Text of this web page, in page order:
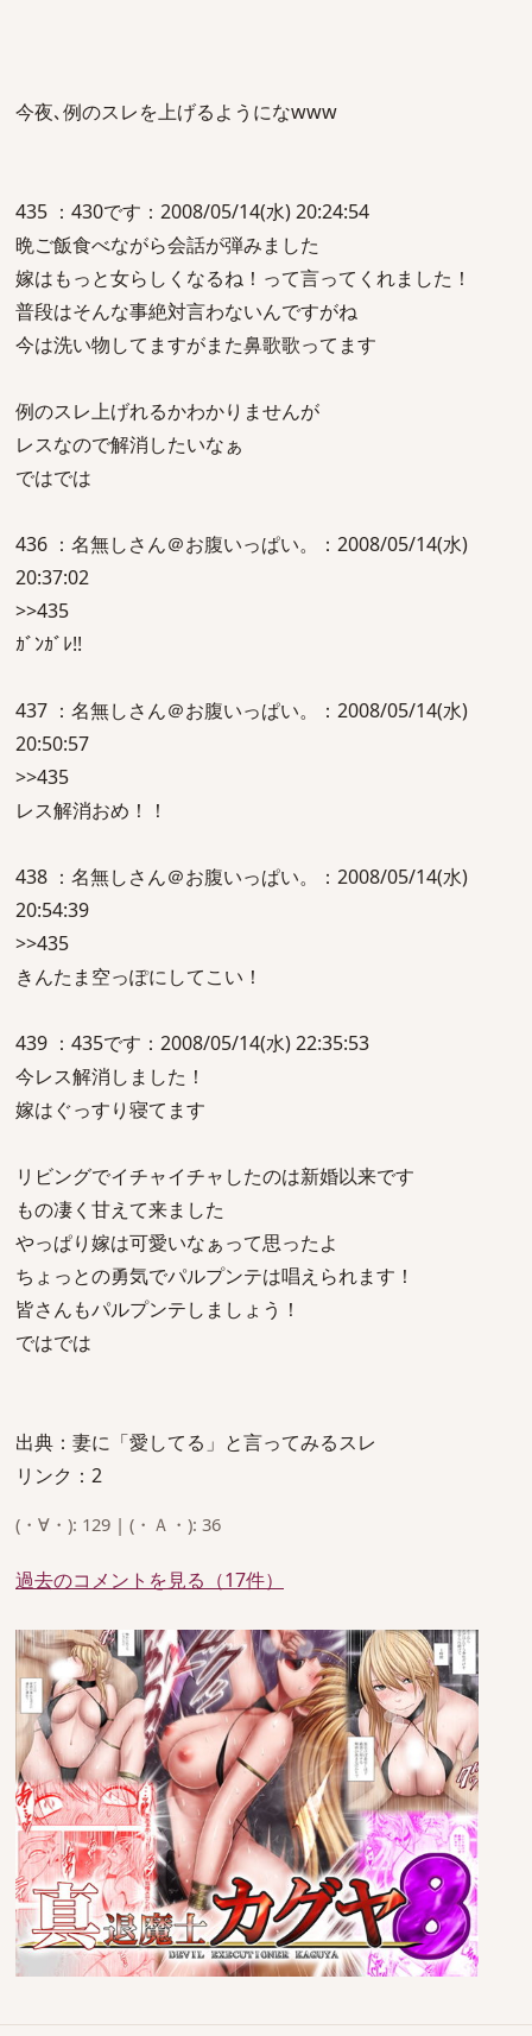
今夜､例のスレを上げるようになwww
435 ：430です：2008/05/14(水) 20:24:54
晩ご飯食べながら会話が弾みました
嫁はもっと女らしくなるね！って言ってくれました！
普段はそんな事絶対言わないんですがね
今は洗い物してますがまた鼻歌歌ってます
例のスレ上げれるかわかりませんが
レスなので解消したいなぁ
ではでは
436 ：名無しさん＠お腹いっぱい。：2008/05/14(水)
20:37:02
>>435
ｶﾞﾝｶﾞﾚ!!
437 ：名無しさん＠お腹いっぱい。：2008/05/14(水)
20:50:57
>>435
レス解消おめ！！
438 ：名無しさん＠お腹いっぱい。：2008/05/14(水)
20:54:39
>>435
きんたま空っぽにしてこい！
439 ：435です：2008/05/14(水) 22:35:53
今レス解消しました！
嫁はぐっすり寝てます
リビングでイチャイチャしたのは新婚以来です
もの凄く甘えて来ました
やっぱり嫁は可愛いなぁって思ったよ
ちょっとの勇気でパルプンテは唱えられます！
皆さんもパルプンテしましょう！
ではでは
出典：妻に「愛してる」と言ってみるスレ
リンク：2
(・∀・): 129 | (・Ａ・): 36
過去のコメントを見る（17件）